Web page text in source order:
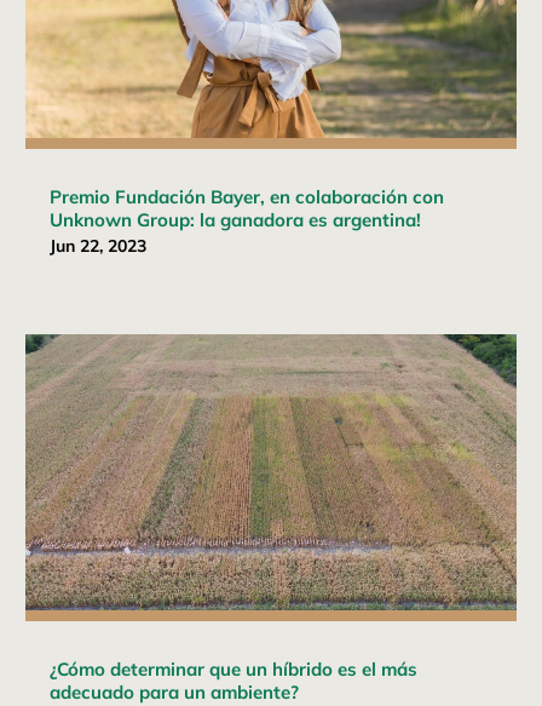
Premio Fundación Bayer, en colaboración con
Unknown Group: la ganadora es argentina!
Jun 22, 2023
¿Cómo determinar que un híbrido es el más
adecuado para un ambiente?